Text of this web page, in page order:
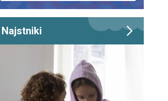
Najstniki